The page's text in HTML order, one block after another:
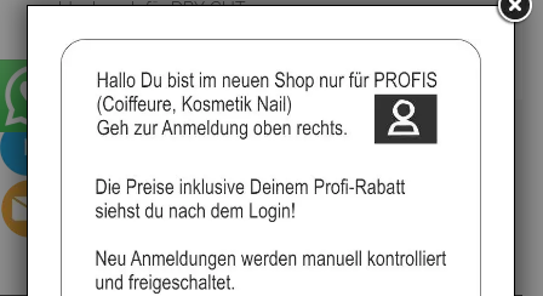
Ideal auch für DRY CUT
▸Widerrufsbelehrung